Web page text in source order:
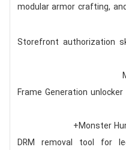
modular armor crafting,
Storefront authorization
Frame Generation
Monster
DRM removal tool for